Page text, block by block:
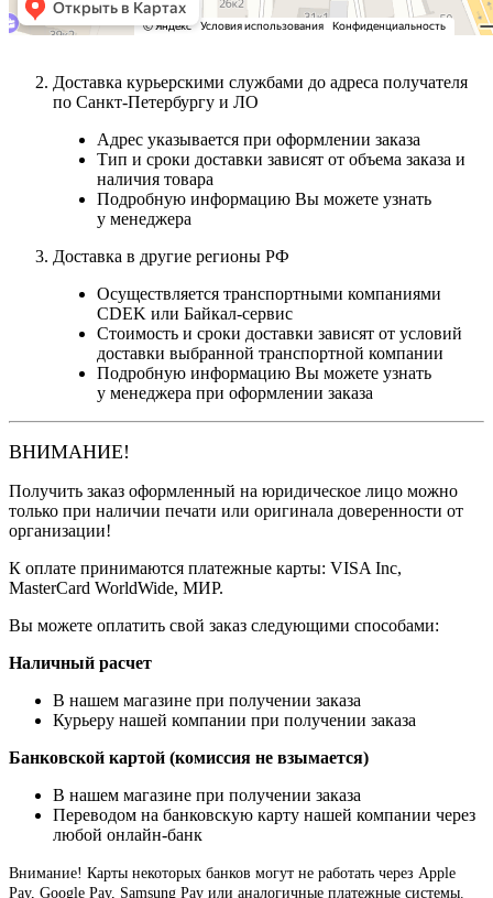
Доставка курьерскими службами до адреса получателя
по Санкт-Петербургу и ЛО
Адрес указывается при оформлении заказа
Тип и сроки доставки зависят от объема заказа и
наличия товара
Подробную информацию Вы можете узнать
у менеджера
Доставка в другие регионы РФ
Осуществляется транспортными компаниями
CDEK или Байкал-сервис
Стоимость и сроки доставки зависят от условий
доставки выбранной транспортной компании
Подробную информацию Вы можете узнать
у менеджера при оформлении заказа
ВНИМАНИЕ!
Получить заказ оформленный на юридическое лицо можно
только при наличии печати или оригинала доверенности от
организации!
К оплате принимаются платежные карты: VISA Inc,
MasterCard WorldWide, МИР.
Вы можете оплатить свой заказ следующими способами:
Наличный расчет
В нашем магазине при получении заказа
Курьеру нашей компании при получении заказа
Банковской картой (комиссия не взымается)
В нашем магазине при получении заказа
Переводом на банковскую карту нашей компании через
любой онлайн-банк
Внимание! Карты некоторых банков могут не работать через Apple
Pay, Google Pay, Samsung Pay или аналогичные платежные системы.